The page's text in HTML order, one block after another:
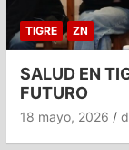
TIGRE ZN
SALUD EN
FUTURO
18 mayo, 2026